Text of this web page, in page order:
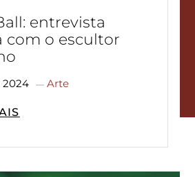
entrevista
com o escultor
2024 Arte